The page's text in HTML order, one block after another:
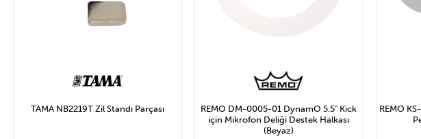
TAMA NB2219T Zil Standı Parçası
REMO DM-0005-01 DynamO 5.5" Kick
için Mikrofon Deliği Destek Halkası
(Beyaz)
REMO